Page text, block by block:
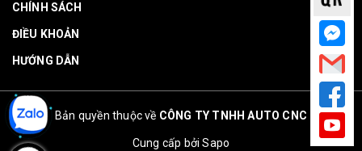
CHÍNH SÁCH
ĐIỀU KHOẢN
HƯỚNG DẪN
Bản quyền thuộc về CÔNG TY TNHH AUTO CNC
Cung cấp bởiSapo